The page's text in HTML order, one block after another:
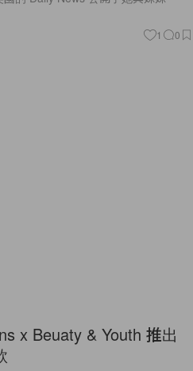
1 0
x Beuaty & Youth 推出